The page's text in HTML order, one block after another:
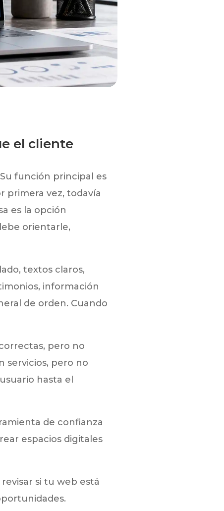
el cliente
función principal es
primera vez, todavía
es la opción
orientarle,
textos claros,
información
de orden. Cuando
pero no
servicios, pero no
hasta el
de confianza
espacios digitales
si tu web está